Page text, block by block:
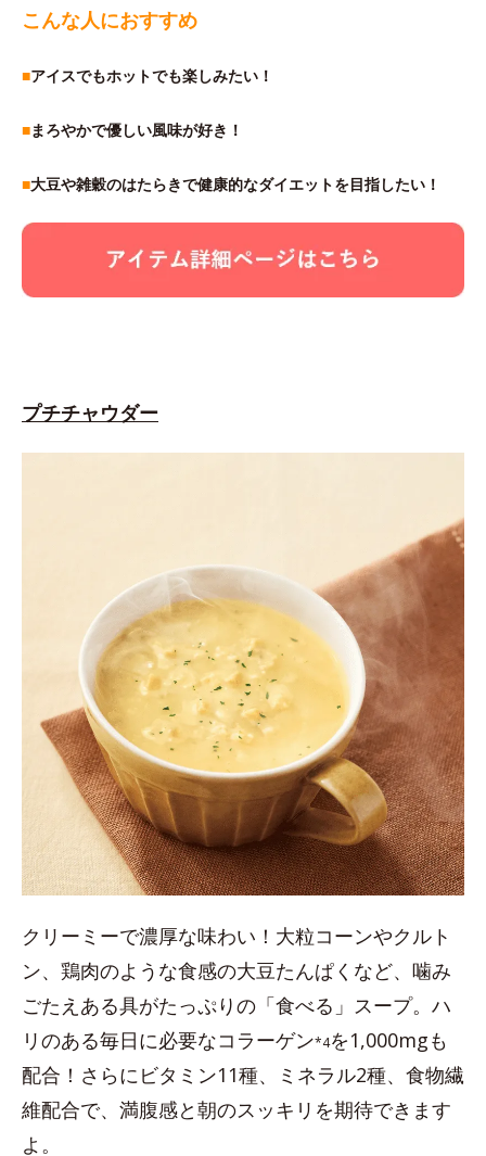
こんな人におすすめ
■アイスでもホットでも楽しみたい！
■まろやかで優しい風味が好き！
■大豆や雑穀のはたらきで健康的なダイエットを目指したい！
プチチャウダー
クリーミーで濃厚な味わい！大粒コーンやクルト
ン、鶏肉のような食感の大豆たんぱくなど、噛み
ごたえある具がたっぷりの「食べる」スープ。ハ
リのある毎日に必要なコラーゲン*4を1,000mgも
配合！さらにビタミン11種、ミネラル2種、食物繊
維配合で、満腹感と朝のスッキリを期待できます
よ。